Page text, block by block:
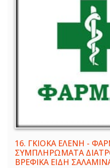
16. ΓΚΙΟΚΑ ΕΛΕΝΗ -
ΣΥΜΠΛΗΡΩΜΑΤΑ
ΒΡΕΦΙΚΑ ΕΙΔΗ